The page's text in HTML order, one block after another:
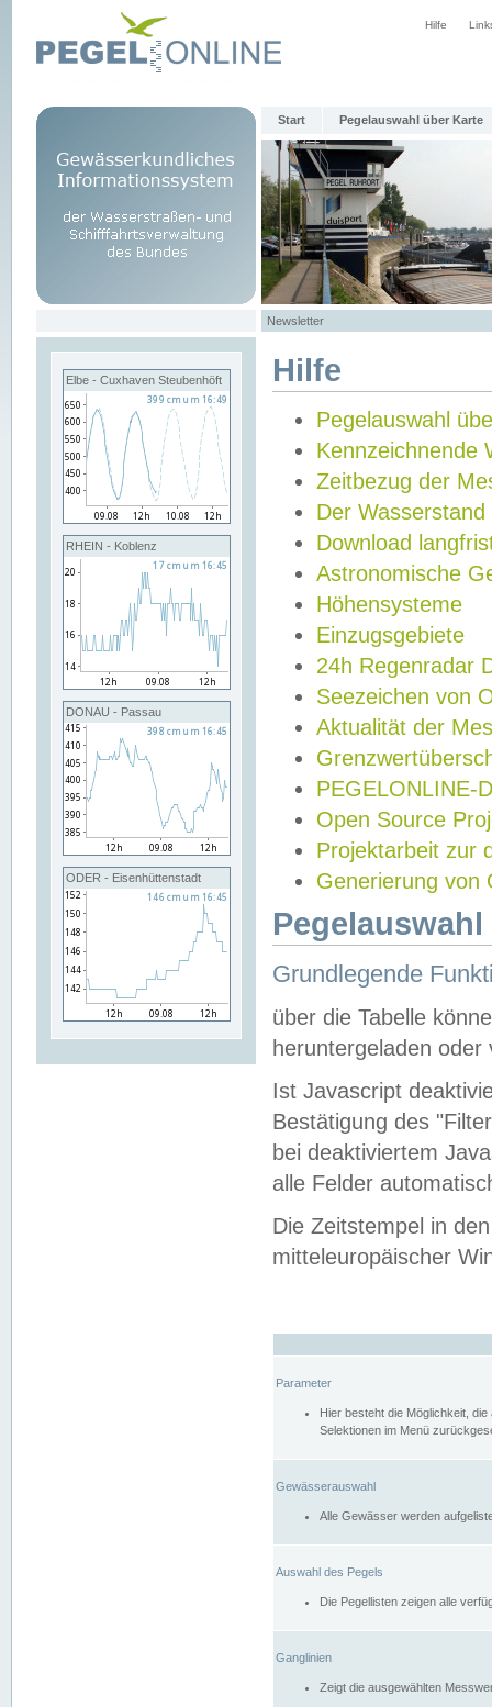
Hilfe
Start Pegelauswahl über Karte
Newsletter
Elbe - Cuxhaven Steubenhöft
RHEIN - Koblenz
DONAU - Passau
ODER - Eisenhüttenstadt
Hilfe
Pegelauswahl
Kennzeichnende
Zeitbezug der
Der Wasserstand
Download
Astronomische
Höhensysteme
Einzugsgebiete
24h Regenradar
Seezeichen von
Aktualität der
PEGELONLINE-
Open Source
Projektarbeit zur
Generierung von
Grundlegende
über die Tabelle
heruntergeladen oder
Ist Javascript
Bestätigung des
bei deaktiviertem
alle Felder
Die Zeitstempel in
mitteleuropäischer
Parameter
Hier besteht die Möglichkeit,
Selektionen im Menü
Gewässerauswahl
Alle Gewässer werden
Auswahl des Pegels
Die Pegellisten zeigen alle
Ganglinien
Zeigt die ausgewählten